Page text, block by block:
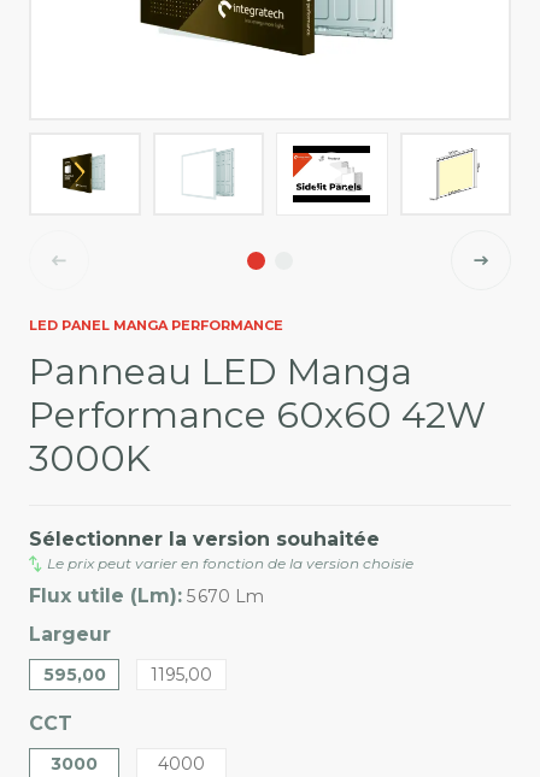
LED PANEL MANGA PERFORMANCE
Panneau LED Manga
Performance 60x60 42W
3000K
Sélectionner la version souhaitée
Le prix peut varier en fonction de la version choisie
Flux utile (Lm): 5 670 Lm
Largeur
595,00 1195,00
CCT
3000 4000